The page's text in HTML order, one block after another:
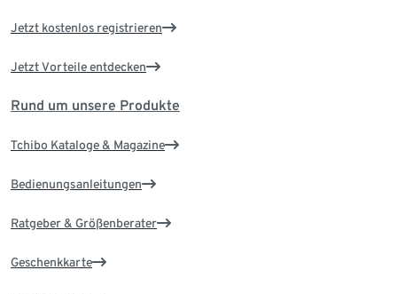
Jetzt kostenlos registrieren
Jetzt Vorteile entdecken
Rund um unsere Produkte
Tchibo Kataloge & Magazine
Bedienungsanleitungen
Ratgeber & Größenberater
Geschenkkarte